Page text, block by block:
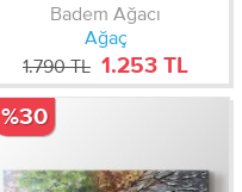
Badem Ağacı
Ağaç
1.790 TL 1.253 TL
%30